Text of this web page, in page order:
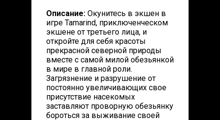
Описание: Окунитесь в экшен в
игре Tamarind, приключенческом
экшене от третьего лица, и
откройте для себя красоты
прекрасной северной природы
вместе с самой милой обезьянкой
в мире в главной роли.
Загрязнение и разрушение от
постоянно увеличивающих свое
присутствие насекомых
заставляют проворную обезьянку
бороться за выживание своей